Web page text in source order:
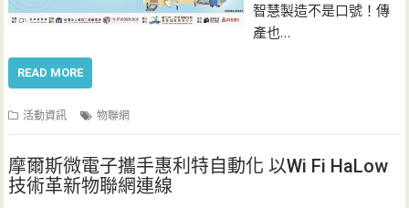
智慧製造不是口號！傳
產也…
READ MORE
活動資訊 物聯網
摩爾斯微電子攜手惠利特自動化 以Wi Fi HaLow
技術革新物聯網連線